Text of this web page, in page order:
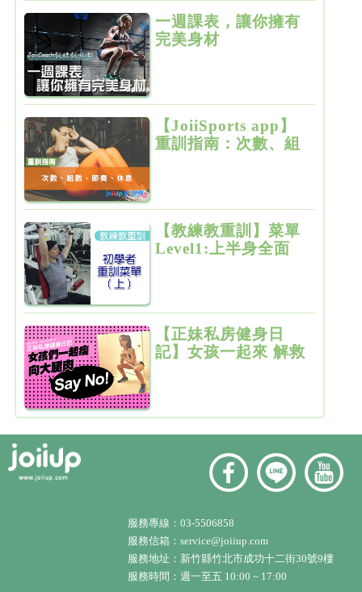
一週課表，讓你擁有
完美身材
【JoiiSports app】
重訓指南：次數、組
【教練教重訓】菜單
Level1:上半身全面
【正妹私房健身日
記】女孩一起來 解救
服務專線： 03-5506858
服務信箱： service@joiiup.com
服務地址： 新竹縣竹北市成功十二街30號9樓
服務時間：週一至五 10:00 ~ 17:00